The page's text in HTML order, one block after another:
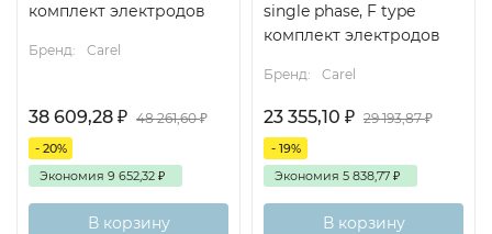
комплект электродов
Бренд: Carel
38 609,28 ₽ 48 261,60₽
- 20%
Экономия 9 652,32 ₽
В корзину
single phase, F type
комплект электродов
Бренд: Carel
23 355,10 ₽ 29 193,87₽
- 19%
Экономия 5 838,77 ₽
В корзину